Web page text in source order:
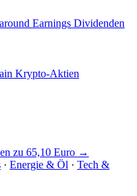
Earnings Dividenden
Krypto-Aktien
zu 65,10 Euro →
· Energie & Öl · Tech &